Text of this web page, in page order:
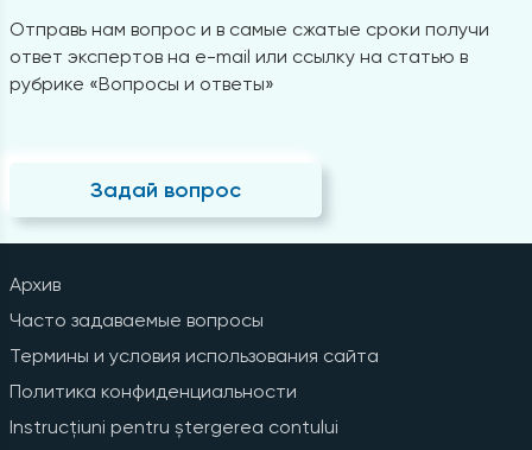
Отправь нам вопрос и в самые сжатые сроки получи
ответ экспертов на e-mail или ссылку на статью в
рубрике «Вопросы и ответы»
Задай вопрос
Архив
Часто задаваемые вопросы
Термины и условия использования сайта
Политика конфиденциальности
Instrucțiuni pentru ștergerea contului